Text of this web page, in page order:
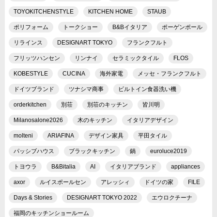
TOYOKITCHENSTYLE KITCHEN HOME STAUB
ポリフォーム トークショー B&Bイタリア ポーゲンポール
リラインス DESIGNART TOKYO フランクフルト
フリッツハンセン リンナイ セラミックタイル FLOS
KOBESTYLE CUCINA 海外家電 メッセ・フランクフルト
ドイツブランド ツナシマ商事 ビルトイン食器洗い機
orderkitchen 別荘 別荘のキッチン 皆川明
Milanosalone2026 木のキッチン イタリアデザイン
molteni ARIAFINA デザイン家具 平田タイル
パッシブハウス ブラックキッチン 鍋 euroluce2019
トヨウラ B&Bitalia AI イタリアブランド appliances
axor ルイスポールセン アレッシィ ドイツの家 FILE
Days & Stories DESIGNART TOKYO 2022 エウロクチーナ
福岡のキッチンショールーム